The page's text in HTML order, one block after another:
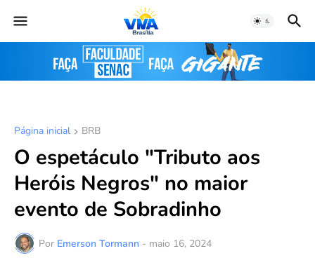
Página inicial BRB
O espetáculo "Tributo aos
Heróis Negros" no maior
evento de Sobradinho
Por Emerson Tormann - maio 16, 2024